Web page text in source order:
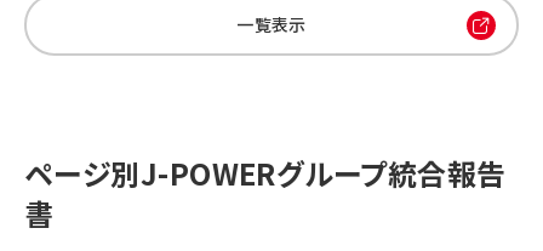
一覧表示
ページ別J-POWERグループ統合報告
書